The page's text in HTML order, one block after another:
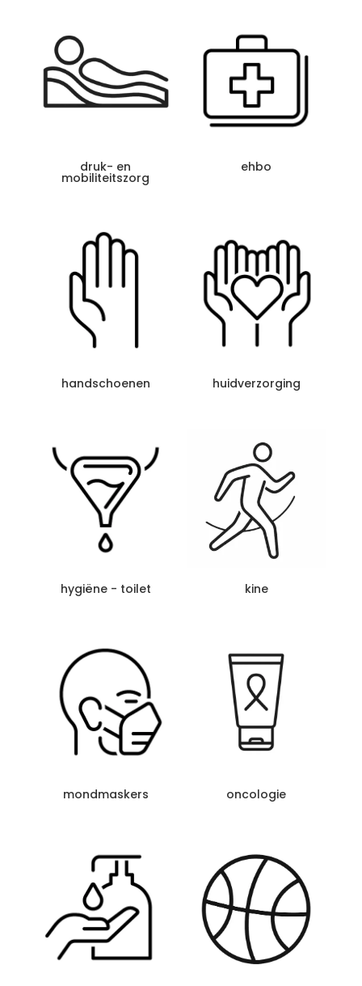
druk- en
mobiliteitszorg
ehbo
handschoenen huidverzorging
hygiëne - toilet kine
mondmaskers oncologie